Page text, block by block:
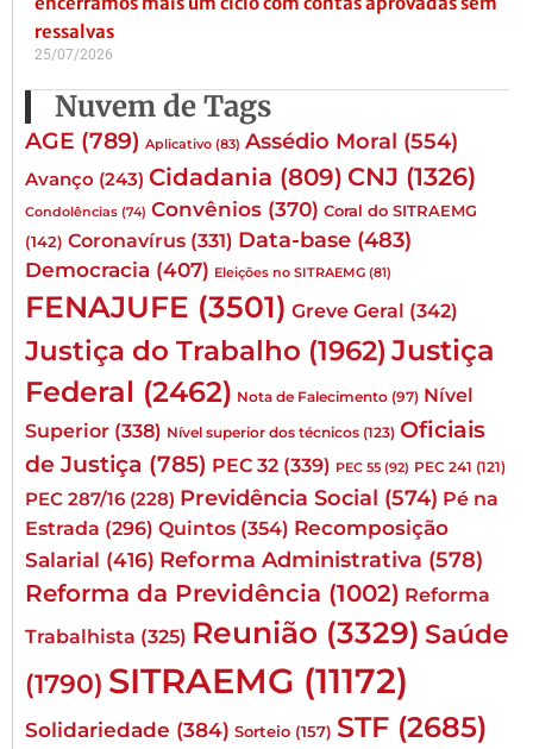
ressalvas
25/07/2026
Nuvem de Tags
AGE (789) Aplicativo (83) Assédio Moral (554)
Avanço (243) Cidadania (809) CNJ (1326)
Condolências (74) Convênios (370) Coral do SITRAEMG
(142) Coronavírus (331) Data-base (483)
Democracia (407) Eleições no SITRAEMG (81)
FENAJUFE (3501) Greve Geral (342)
Justiça do Trabalho (1962) Justiça
Federal (2462) Nota de Falecimento (97) Nível
Superior (338) Nível superior dos técnicos (123) Oficiais
de Justiça (785) PEC 32 (339) PEC 55 (92) PEC 241 (121)
PEC 287/16 (228) Previdência Social (574) Pé na
Estrada (296) Quintos (354) Recomposição
Salarial (416) Reforma Administrativa (578)
Reforma da Previdência (1002) Reforma
Trabalhista (325) Reunião (3329) Saúde
(1790) SITRAEMG (11172)
Solidariedade (384) Sorteio (157) STF (2685)